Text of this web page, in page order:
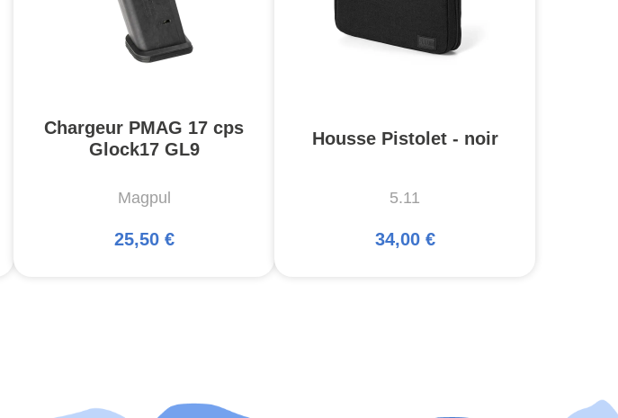
Chargeur PMAG 17 cps
Glock17 GL9
Magpul
25,50 €
Housse Pistolet - noir
5.11
34,00 €